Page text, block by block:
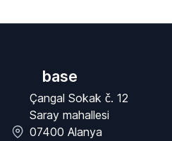
base
Çangal Sokak č. 12
Saray mahallesi
07400 Alanya